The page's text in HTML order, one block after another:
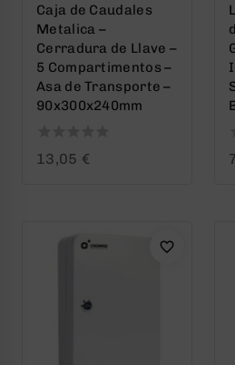
Caja de Caudales
Metalica –
Cerradura de Llave –
5 Compartimentos –
Asa de Transporte –
90x300x240mm
013,05 €
0